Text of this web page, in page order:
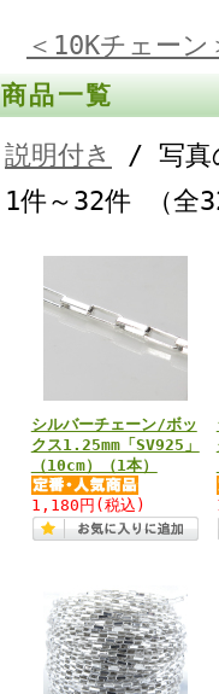
＜10Kチェーン
商品一覧
説明付き
/ 写真
1件～32件 （全
シルバーチェーン/ボッ
クス1.25mm「SV925」
（10cm）（1本）
1,180円 (税込)